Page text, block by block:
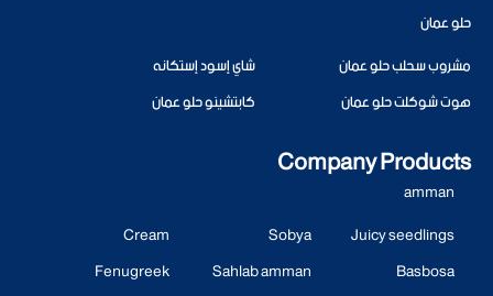
حلو عمان
مشروب سحلب حلو عمان
شاي إسود إستكانه
هوت شوكلت حلو عمان
كابتشينو حلو عمان
Company Products
amman
Juicy seedlings
Sobya
Cream
Basbosa
Sahlab amman
Fenugreek